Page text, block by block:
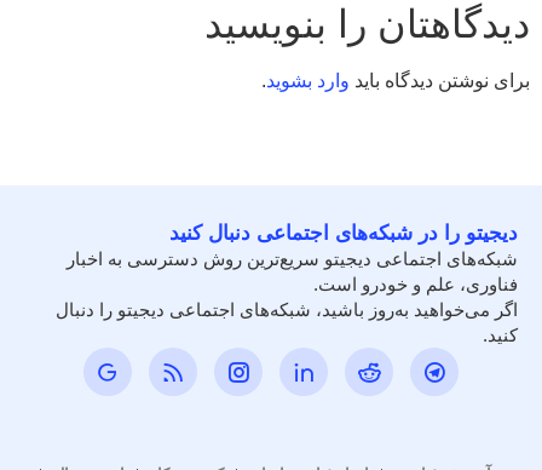
دیدگاهتان را بنویسید
برای نوشتن دیدگاه باید وارد بشوید.
دیجیتو را در شبکه‌های اجتماعی دنبال کنید
شبکه‌های اجتماعی دیجیتو سریع‌ترین روش دسترسی به اخبار
فناوری، علم و خودرو است.
اگر می‌خواهید به‌روز باشید، شبکه‌های اجتماعی دیجیتو را دنبال
کنید.